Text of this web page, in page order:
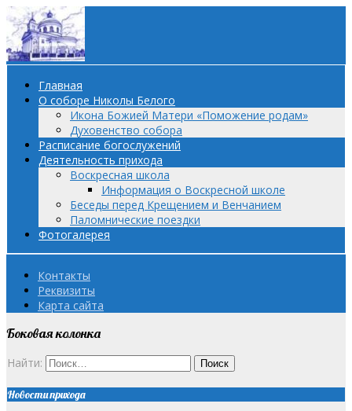
Главная
О соборе Николы Белого
Икона Божией Матери «Поможение родам»
Духовенство собора
Расписание богослужений
Деятельность прихода
Воскресная школа
Информация о Воскресной школе
Беседы перед Крещением и Венчанием
Паломнические поездки
Фотогалерея
Контакты
Реквизиты
Карта сайта
Боковая колонка
Найти:
Новости прихода